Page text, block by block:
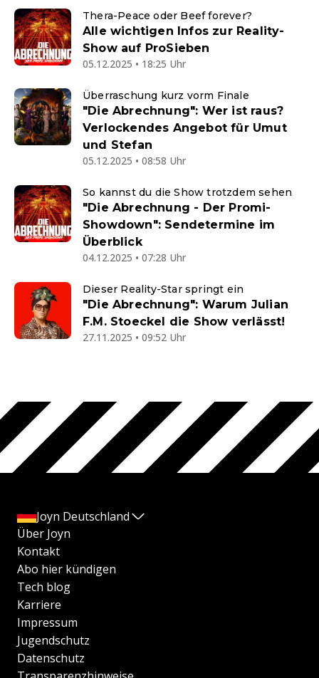
Thera-Peace oder Beef forever?
Alle wichtigen Infos zur Reality-
Show auf ProSieben
05.12.2025 • 18:25 Uhr
Überraschung kurz vorm Finale
"Die Abrechnung": Wer ist raus?
Verlockendes Angebot für Umut
und Stefan
05.12.2025 • 08:58 Uhr
So kannst du die Show trotzdem sehen
"Die Abrechnung - Der Promi-
Showdown": Sendetermine im
Überblick
04.12.2025 • 07:28 Uhr
Dieser Reality-Star springt ein
"Die Abrechnung": Warum Julian
F.M. Stoeckel die Show verlässt!
27.11.2025 • 09:52 Uhr
Joyn Deutschland
Über Joyn
Kontakt
Abo hier kündigen
Tech blog
Karriere
Impressum
Jugendschutz
Datenschutz